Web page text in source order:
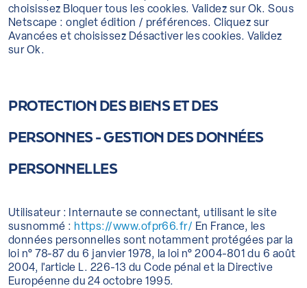
choisissez Bloquer tous les cookies. Validez sur Ok. Sous
Netscape : onglet édition / préférences. Cliquez sur
Avancées et choisissez Désactiver les cookies. Validez
sur Ok.
PROTECTION DES BIENS ET DES
PERSONNES -GESTION DES DONNÉES
PERSONNELLES
Utilisateur : Internaute se connectant, utilisant le site
susnommé : https://www.ofpr66.fr/ En France, les
données personnelles sont notamment protégées par la
loi n° 78-87 du 6 janvier 1978, la loi n° 2004-801 du 6 août
2004, l'article L. 226-13 du Code pénal et la Directive
Européenne du 24 octobre 1995.